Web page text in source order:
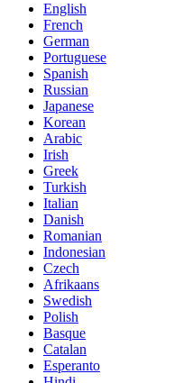
English
French
German
Portuguese
Spanish
Russian
Japanese
Korean
Arabic
Irish
Greek
Turkish
Italian
Danish
Romanian
Indonesian
Czech
Afrikaans
Swedish
Polish
Basque
Catalan
Esperanto